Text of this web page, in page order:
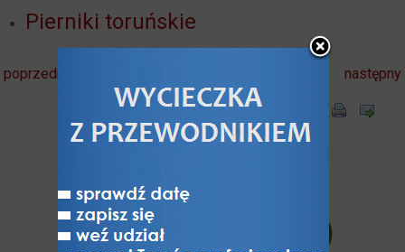
Pierniki toruńskie
poprzedni następny
użytkowników (1)